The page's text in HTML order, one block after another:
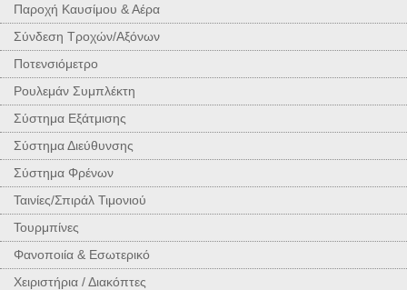
Παροχή Καυσίμου & Αέρα
Σύνδεση Τροχών/Αξόνων
Ποτενσιόμετρο
Ρουλεμάν Συμπλέκτη
Σύστημα Εξάτμισης
Σύστημα Διεύθυνσης
Σύστημα Φρένων
Ταινίες/Σπιράλ Τιμονιού
Τουρμπίνες
Φανοποιία & Εσωτερικό
Χειριστήρια / Διακόπτες